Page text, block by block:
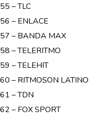
55 – TLC
56 – ENLACE
57 – BANDA MAX
58 – TELERITMO
59 – TELEHIT
60 – RITMOSON LATINO
61 – TDN
62 – FOX SPORT